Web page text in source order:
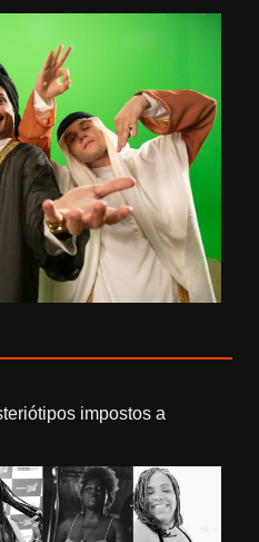
impostos a